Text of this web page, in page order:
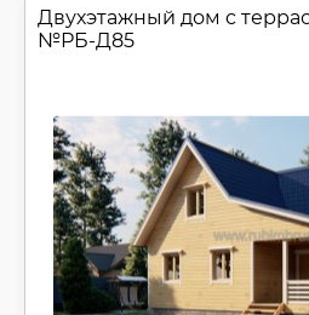
Двухэтажный дом c
№РБ-Д85